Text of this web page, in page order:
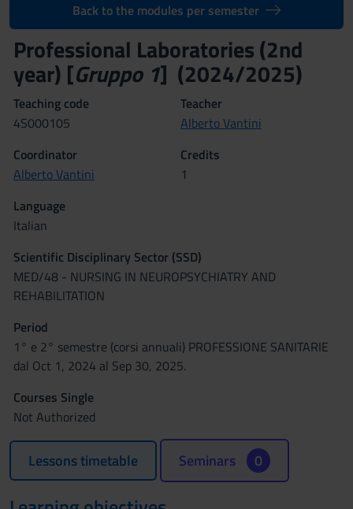
Back to the modules per semester
Professional Laboratories (2nd
year) [Gruppo 1] (2024/2025)
Teaching code
4S000105
Teacher
Alberto Vantini
Coordinator
Alberto Vantini
Credits
1
Language
Italian
Scientific Disciplinary Sector (SSD)
MED/48 - NURSING IN NEUROPSYCHIATRY AND
REHABILITATION
Period
1° e 2° semestre (corsi annuali) PROFESSIONE SANITARIE
dal Oct 1, 2024 al Sep 30, 2025.
Courses Single
Not Authorized
Lessons timetable Seminars 0